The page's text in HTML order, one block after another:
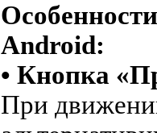
Android:
• Кнопка
При